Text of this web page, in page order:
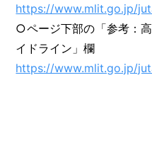
https://www.mlit.go.jp/
○ページ下部の「参考：
イドライン」欄
https://www.mlit.go.jp/